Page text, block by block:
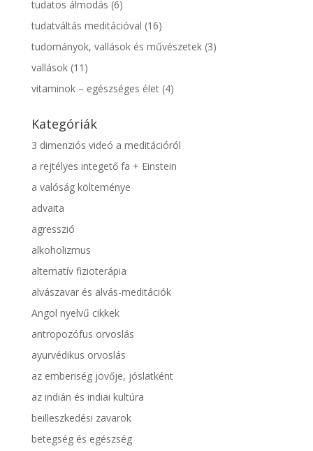
tudatos álmodás (6)
tudatváltás meditációval (16)
tudományok, vallások és művészetek(3)
vallások(11)
vitaminok – egészséges élet(4)
Kategóriák
3 dimenziós videó a meditációról
a rejtélyes integető fa + Einstein
a valóság költeménye
advaita
agresszió
alkoholizmus
alternatív fizioterápia
alvászavar és alvás-meditációk
Angol nyelvű cikkek
antropozófus orvoslás
ayurvédikus orvoslás
az emberiség jövője, jóslatként
az indián és indiai kultúra
beilleszkedési zavarok
betegség és egészség